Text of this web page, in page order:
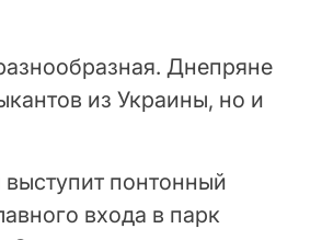
Днепряне
из Украины, но и
выступит понтонный
входа в парк